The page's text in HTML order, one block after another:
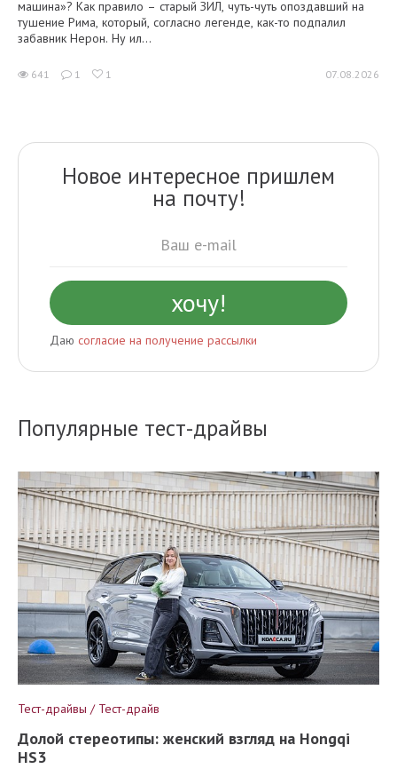
машина»? Как правило – старый ЗИЛ, чуть-чуть опоздавший на
тушение Рима, который, согласно легенде, как-то подпалил
забавник Нерон. Ну ил...
641 1 1 07.08.2026
Новое интересное пришлем
на почту!
Даю согласие на получение рассылки
Популярные тест-драйвы
Тест-драйвы / Тест-драйв
Долой стереотипы: женский взгляд на Hongqi
HS3